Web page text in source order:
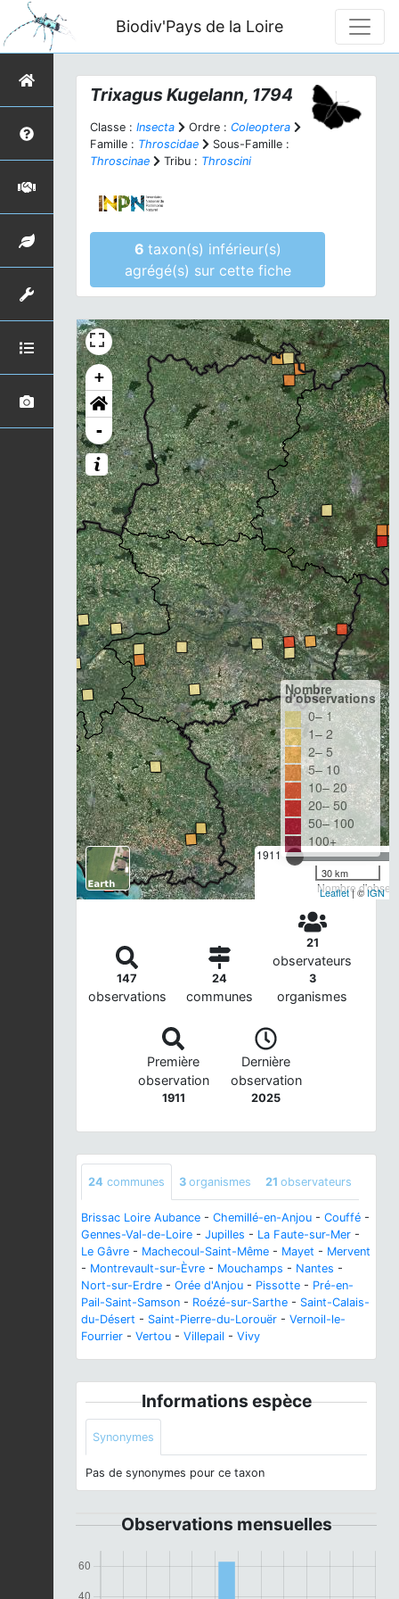
Biodiv'Pays de la Loire
Trixagus Kugelann, 1794
Classe : Insecta Ordre : Coleoptera
Famille : Throscidae
Sous-Famille :
Throscinae
Tribu : Throscini
6 taxon(s) inférieur(s)
agrégé(s) sur cette fiche
+
-
1911
Nombre
Nombre
d'observations
0– 1
1– 2
2– 5
5– 10
10– 20
20– 50
50– 100
100+
30 km
Leaflet| ©IGN
147
observations
24
communes
21
observateurs
3
organismes
Première
observation
1911
Dernière
observation
2025
24 communes 3 organismes 21 observateurs
Brissac Loire Aubance - Chemillé-en-Anjou - Couffé -
Gennes-Val-de-Loire - Jupilles - La Faute-sur-Mer -
Le Gâvre - Machecoul-Saint-Même - Mayet - Mervent
- Montrevault-sur-Èvre - Mouchamps - Nantes -
Nort-sur-Erdre - Orée d'Anjou - Pissotte - Pré-en-
Pail-Saint-Samson - Roézé-sur-Sarthe - Saint-Calais-
du-Désert - Saint-Pierre-du-Lorouër - Vernoil-le-
Fourrier - Vertou - Villepail - Vivy
Informations espèce
Synonymes
Pas de synonymes pour ce taxon
Observations mensuelles